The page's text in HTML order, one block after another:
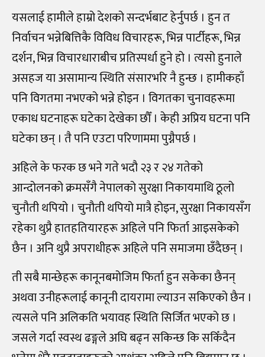
यसलाई हामीले हाम्रो देशको सन्दर्भबाट हेर्नुपर्छ । हुन त
निर्वाचन भन्नेबित्तिकै विविध विचारहरू, भिन्न पार्टीहरू, भिन्न
दर्शन, भिन्न विचारधाराबीच प्रतिस्पर्धा हुने हो । त्यसो हुनाले
असहज या असामान्य स्थिति संसारभरि नै हुन्छ । हामीकहाँ
पनि विगतमा नभएको भन्ने होइन । विगतका चुनावहरूमा
एकाध घटनाहरू घटेका देखेका छौँ । केही अप्रिय घटना पनि
घटेका छन् । तै पनि एउटा परिणाममा पुग्नैपर्छ ।
अहिले के फरक छ भने गते भदौ २३ र २४ गतेको
आन्दोलनको क्रमसँगै नेपालको सुरक्षा निकायमाथि ठूलो
चुनौती थपियो । चुनौती थपियो मात्रै होइन, सुरक्षा निकायसँग
रहेका थुप्रै हातहतियारहरू अहिले पनि फिर्ता आइसकेको
छैन । अनि थुप्रै अपराधीहरू अहिले पनि समाजमा छँदैछन् ।
ती सबै मान्छेहरू कानूनबमोजिम फिर्ता हुन सकेका छैनन्
अथवा उनीहरूलाई कानूनी दायरामा ल्याउन सकिएको छैन ।
त्यसले पनि अलिकति भयावह स्थिति सिर्जित भएको छ ।
जसले गर्दा स्वस्थ ढङ्गले अघि बढ्न सकिन्छ कि सकिँदैन